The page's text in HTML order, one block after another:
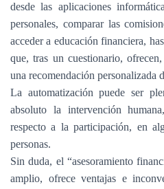
desde las aplicaciones
personales, comparar las
acceder a educación financiera,
que, tras un cuestionario,
una recomendación personalizada
La automatización puede ser
absoluto la intervención
respecto a la participación, en
personas.
Sin duda, el “asesoramiento
amplio, ofrece ventajas e